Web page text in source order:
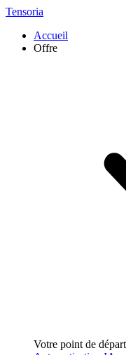
Tensoria
Accueil
Offre
Votre point de départ